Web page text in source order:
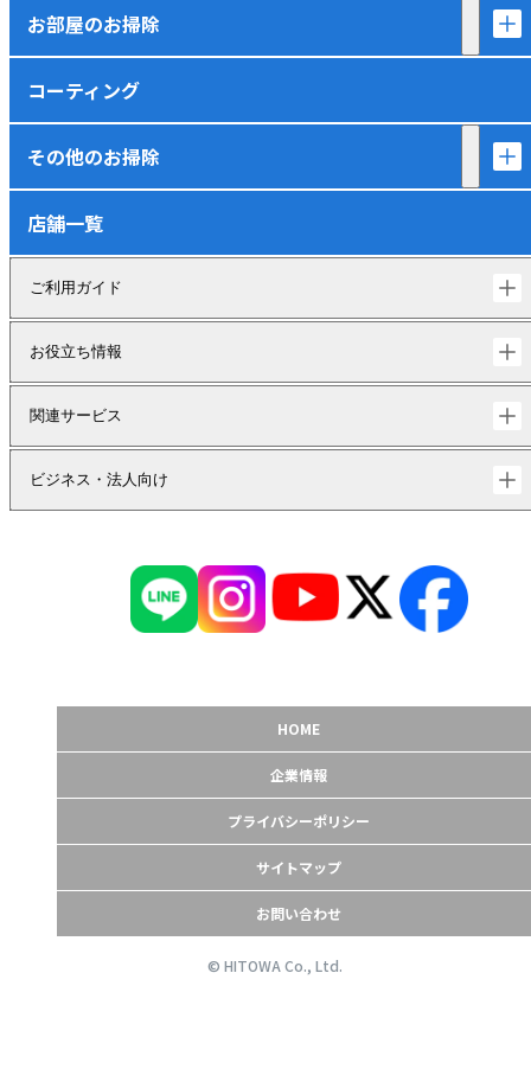
お部屋のお掃除
コーティング
その他のお掃除
店舗一覧
ご利用ガイド
お役立ち情報
関連サービス
ビジネス・法人向け
HOME
企業情報
プライバシーポリシー
サイトマップ
お問い合わせ
© HITOWA Co., Ltd.